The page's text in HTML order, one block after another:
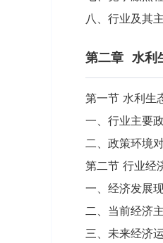
八、行业及其
第二章 水利
第一节 水利生
一、行业主要
二、政策环境
第二节 行业经
一、经济发展
二、当前经济
三、未来经济